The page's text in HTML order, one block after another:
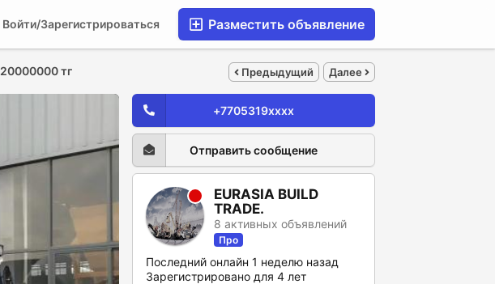
Разместить объявление
Войти/Зарегистрироваться
20000000 тг Предыдущий Далее
+7705319xxxx
Отправить сообщение
EURASIA BUILD
TRADE.
8 активных объявлений
Про
Последний онлайн 1 неделю назад
Зарегистрировано для 4 лет